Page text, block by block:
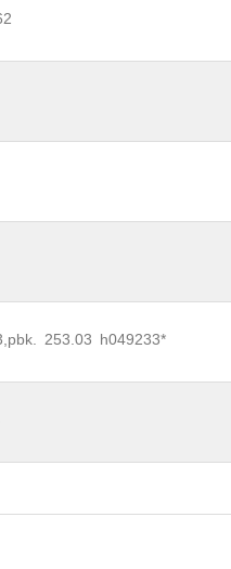
pbk. 253.03 h049233*